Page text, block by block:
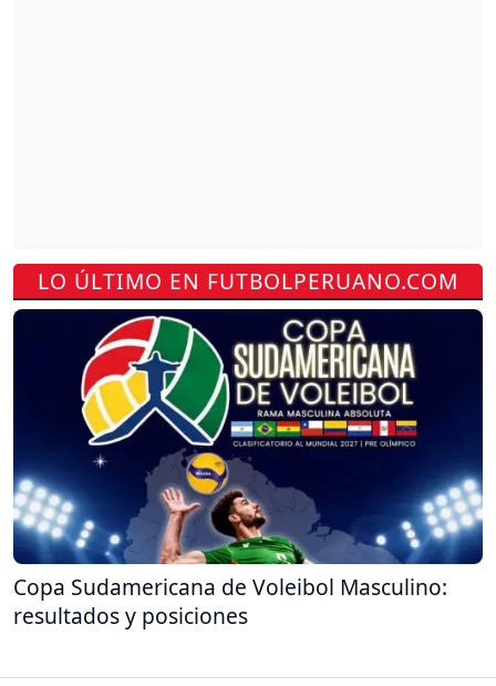
LO ÚLTIMO EN FUTBOLPERUANO.COM
Copa Sudamericana de Voleibol Masculino:
resultados y posiciones